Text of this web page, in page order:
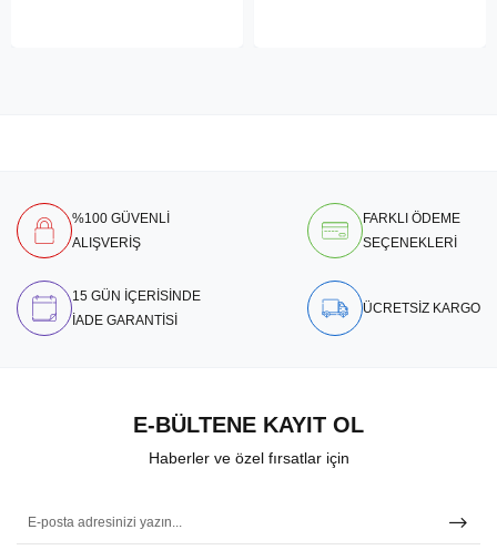
%100 GÜVENLİ
ALIŞVERİŞ
FARKLI ÖDEME
SEÇENEKLERİ
15 GÜN İÇERİSİNDE
İADE GARANTİSİ
ÜCRETSİZ KARGO
E-BÜLTENE KAYIT OL
Haberler ve özel fırsatlar için